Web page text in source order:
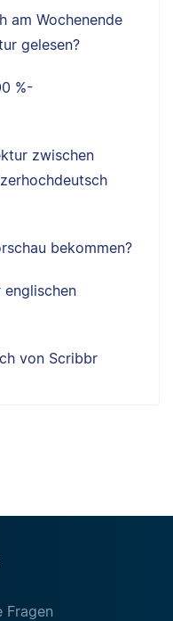
am Wochenende
gelesen?
%-
zwischen
bekommen?
englischen
von Scribbr
Fragen